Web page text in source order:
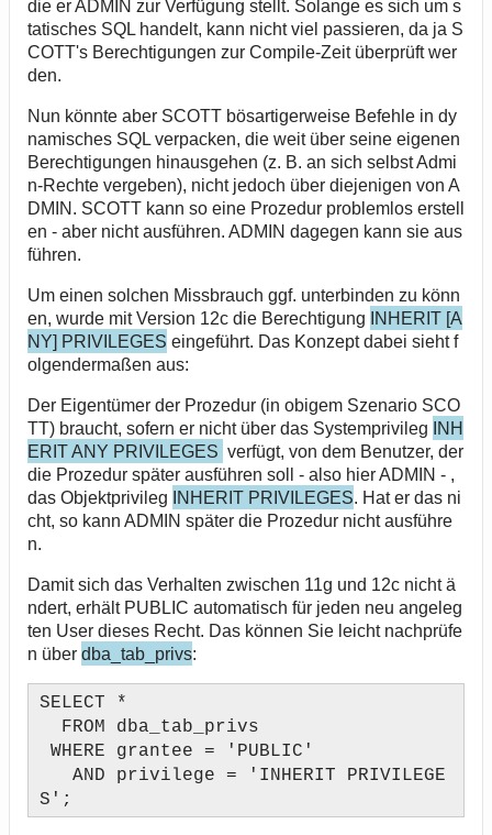
die er ADMIN zur Verfügung stellt. Solange es sich um s
tatisches SQL handelt, kann nicht viel passieren, da ja S
COTT's Berechtigungen zur Compile-Zeit überprüft wer
den.
Nun könnte aber SCOTT bösartigerweise Befehle in dy
namisches SQL verpacken, die weit über seine eigenen
Berechtigungen hinausgehen (z. B. an sich selbst Admi
n-Rechte vergeben), nicht jedoch über diejenigen von A
DMIN. SCOTT kann so eine Prozedur problemlos erstell
en - aber nicht ausführen. ADMIN dagegen kann sie aus
führen.
Um einen solchen Missbrauch ggf. unterbinden zu könn
en, wurde mit Version 12c die Berechtigung
INHERIT [A
NY] PRIVILEGES eingeführt. Das Konzept dabei sieht f
olgendermaßen aus:
Der Eigentümer der Prozedur (in obigem Szenario SCO
TT) braucht, sofern er nicht über das Systemprivileg
INH
ERIT ANY PRIVILEGES verfügt, von dem Benutzer, der
die Prozedur später ausführen soll - also hier ADMIN - ,
das Objektprivileg
INHERIT PRIVILEGES. Hat er das ni
cht, so kann ADMIN später die Prozedur nicht ausführe
n.
Damit sich das Verhalten zwischen 11g und 12c nicht ä
ndert, erhält PUBLIC automatisch für jeden neu angeleg
ten User dieses Recht. Das können Sie leicht nachprüfe
n über dba_tab_privs:
SELECT *
FROM dba_tab_privs
WHERE grantee = 'PUBLIC'
AND privilege = 'INHERIT PRIVILEGE
S';